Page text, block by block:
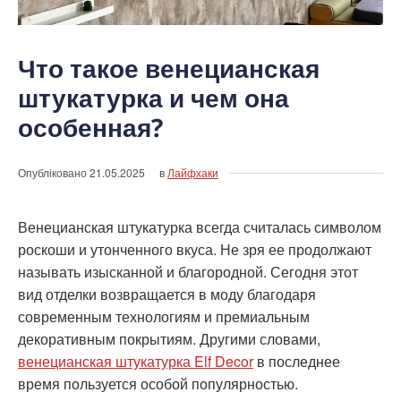
Что такое венецианская
штукатурка и чем она
особенная?
Опубліковано21.05.2025 в Лайфхаки
Венецианская штукатурка всегда считалась символом
роскоши и утонченного вкуса. Не зря ее продолжают
называть изысканной и благородной. Сегодня этот
вид отделки возвращается в моду благодаря
современным технологиям и премиальным
декоративным покрытиям. Другими словами,
венецианская штукатурка Elf Decorв последнее
время пользуется особой популярностью.